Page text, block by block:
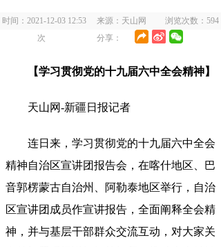
时间：2021-12-03 12:53 来源：天山网 浏览次数： 594
次
分享：
【学习贯彻党的十九届六中全会精神】
天山网-新疆日报记者
连日来 ， 学习贯彻党的十九届六中全会
精神自治区宣讲团报告会，在喀什地区、巴
音郭楞蒙古自治州、阿勒泰地区举行 ， 自治
区宣讲团成员作宣讲报告，全面阐释全会精
神 ， 并与基层干部群众交流互动，对大家关